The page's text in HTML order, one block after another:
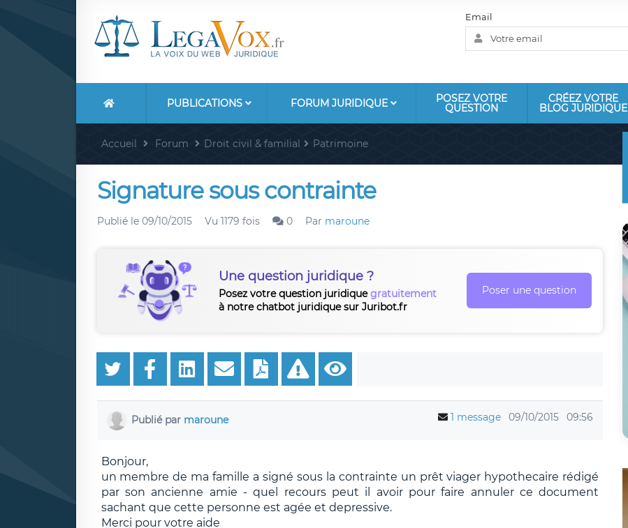
Email
PUBLICATIONS FORUM JURIDIQUE POSEZ VOTRE
QUESTION
CRÉEZ VOTRE
BLOG JURIDIQUE
Accueil Forum Droit civil & familial Patrimoine
Signature sous contrainte
Publié le 09/10/2015 Vu 1179 fois 0 Par maroune
Une question juridique ?
Posez votre question juridiquegratuitement
à notre chatbot juridique sur Juribot.fr
Poser une question
Publié par maroune 1 message 09/10/2015 09:56
Bonjour,
un membre de ma famille a signé sous la contrainte un prêt viager hypothecaire rédigé
par son ancienne amie - quel recours peut il avoir pour faire annuler ce document
sachant que cette personne est agée et depressive.
Merci pour votre aide